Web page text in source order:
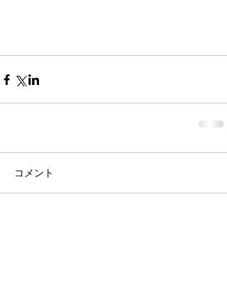
コメント